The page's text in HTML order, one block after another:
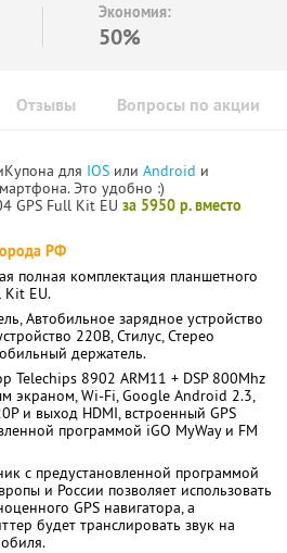
Экономия:
50%
Отзывы Вопросы по акции
для IOS или Android и
Это удобно :)
GPS Full Kit EU за 5950 р. вместо
РФ
полная комплектация планшетного
Kit EU.
Автобильное зарядное устройство
220В, Стилус, Стерео
держатель.
Telechips 8902 ARM11 + DSP 800Mhz
экраном, Wi-Fi, Google Android 2.3,
и выход HDMI, встроенный GPS
программой iGO MyWay и FM
с предустановленной программой
и России позволяет использовать
GPS навигатора, а
будет транслировать звук на